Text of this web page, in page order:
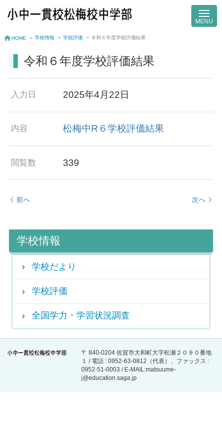
HOME > 学校情報 > 学校評価 > 令和６年度学校評価結果
令和６年度学校評価結果
入力日 2025年4月22日
内容 松梅中R６学校評価結果
閲覧数 339
前へ 次へ
学校情報
学校だより
学校評価
全国学力・学習状況調査
〒 840-0204 佐賀市大和町大字松瀬２０９０番地
１ / 電話 : 0952-63-0812（代表）、ファックス :
0952-51-0003 / E-MAIL:matsuume-
j@education.saga.jp